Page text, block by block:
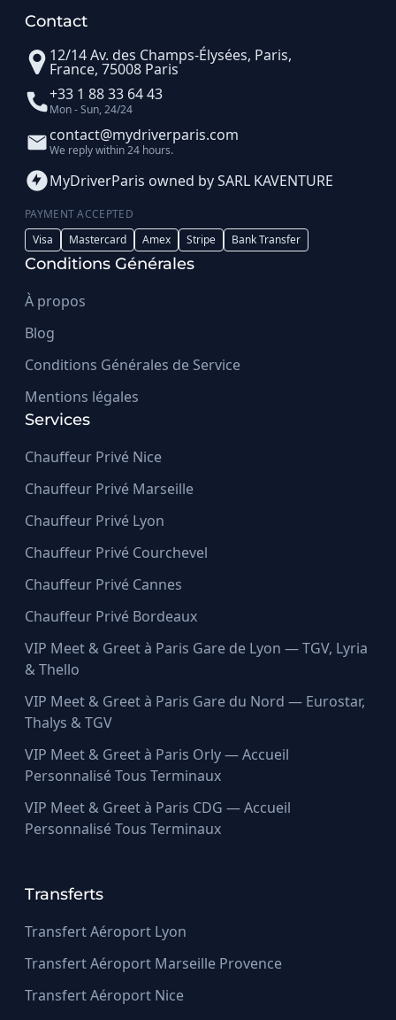
Contact
12/14 Av. des Champs-Élysées, Paris,
France, 75008 Paris
+33 1 88 33 64 43
Mon - Sun, 24/24
contact@mydriverparis.com
We reply within 24 hours.
MyDriverParis owned by SARL KAVENTURE
PAYMENT ACCEPTED
Visa
Mastercard Amex Stripe Bank Transfer
Conditions Générales
À propos
Blog
Conditions Générales de Service
Mentions légales
Services
Chauffeur Privé Nice
Chauffeur Privé Marseille
Chauffeur Privé Lyon
Chauffeur Privé Courchevel
Chauffeur Privé Cannes
Chauffeur Privé Bordeaux
VIP Meet & Greet à Paris Gare de Lyon — TGV, Lyria
& Thello
VIP Meet & Greet à Paris Gare du Nord — Eurostar,
Thalys & TGV
VIP Meet & Greet à Paris Orly — Accueil
Personnalisé Tous Terminaux
VIP Meet & Greet à Paris CDG — Accueil
Personnalisé Tous Terminaux
Transferts
Transfert Aéroport Lyon
Transfert Aéroport Marseille Provence
Transfert Aéroport Nice